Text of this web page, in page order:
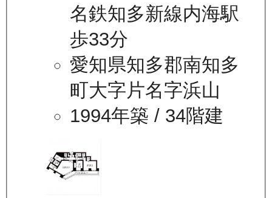
名鉄知多新線内海駅
歩33分
愛知県知多郡南知多
町大字片名字浜山
1994年築 / 34階建